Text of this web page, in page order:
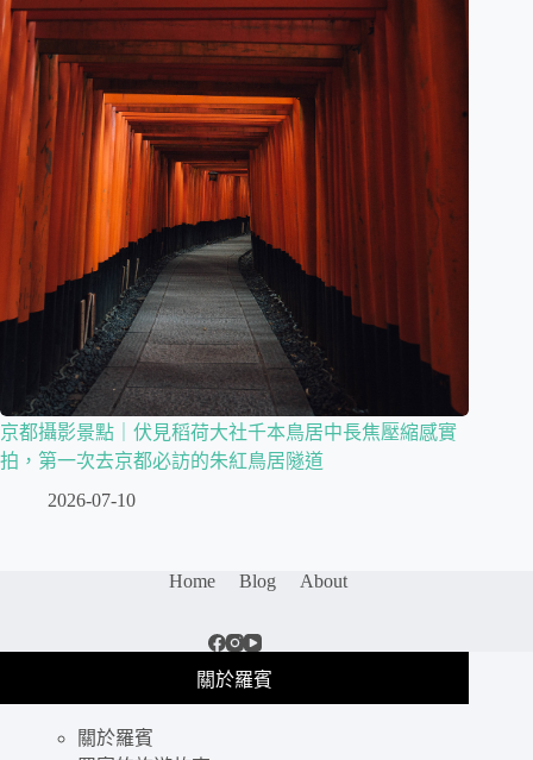
京都攝影景點｜伏見稻荷大社千本鳥居中長焦壓縮感實
拍，第一次去京都必訪的朱紅鳥居隧道
2026-07-10
Home Blog About
關於羅賓
關於羅賓